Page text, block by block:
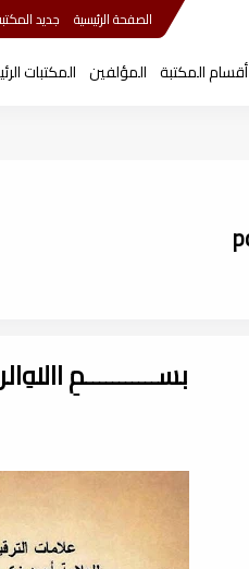
الصفحة الرئيسية جديد
أقسام المكتبة المؤلفين المكتبات
بســـــــــــمِ